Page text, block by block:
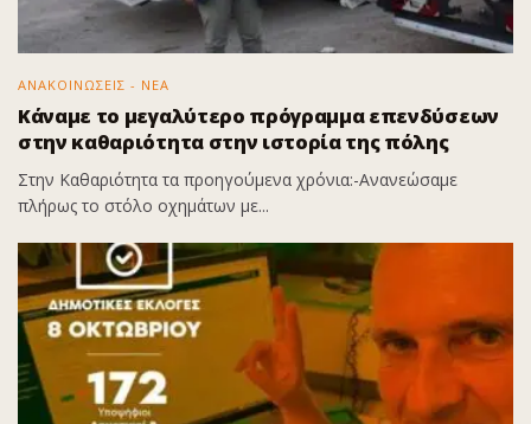
ΑΝΑΚΟΙΝΩΣΕΙΣ - ΝΕΑ
Κάναμε το μεγαλύτερο πρόγραμμα επενδύσεων
στην καθαριότητα στην ιστορία της πόλης
Στην Καθαριότητα τα προηγούμενα χρόνια:-Ανανεώσαμε
πλήρως το στόλο οχημάτων με...